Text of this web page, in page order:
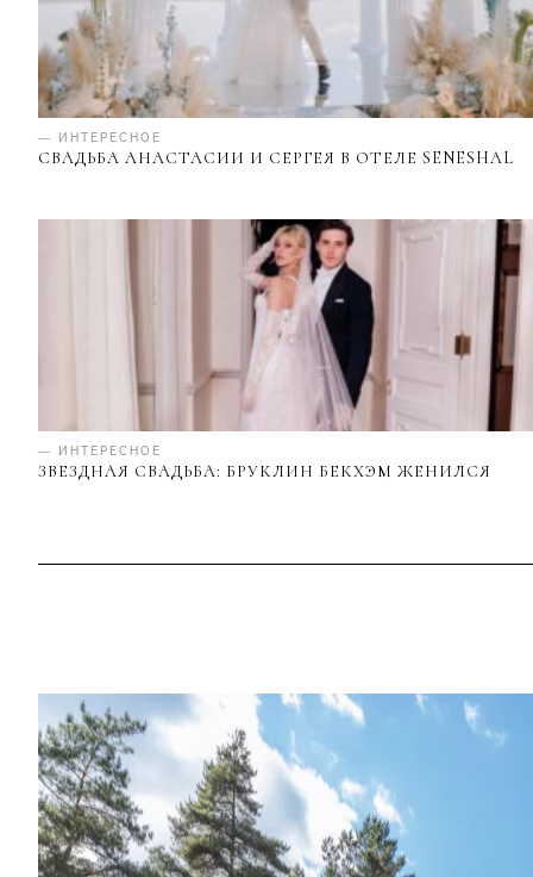
— ИНТЕРЕСНОЕ
СВАДЬБА АНАСТАСИИ И СЕРГЕЯ В ОТЕЛЕ SENESHAL
— ИНТЕРЕСНОЕ
ЗВЕЗДНАЯ СВАДЬБА: БРУКЛИН БЕКХЭМ ЖЕНИЛСЯ